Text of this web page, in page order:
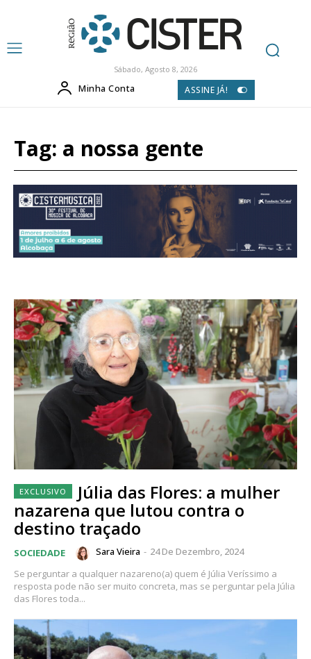
Sábado, Agosto 8, 2026
Minha Conta ASSINE JÁ!
Tag: a nossa gente
Júlia das Flores: a mulher
nazarena que lutou contra o
destino traçado
SOCIEDADE Sara Vieira - 24 De Dezembro, 2024
Se perguntar a qualquer nazareno(a) quem é Júlia Veríssimo a
resposta pode não ser muito concreta, mas se perguntar pela Júlia
das Flores toda...